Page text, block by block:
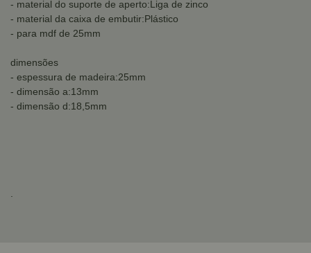
- material do suporte de aperto:Liga de zinco
- material da caixa de embutir:Plástico
- para mdf de 25mm
dimensões
- espessura de madeira:25mm
- dimensão a:13mm
- dimensão d:18,5mm